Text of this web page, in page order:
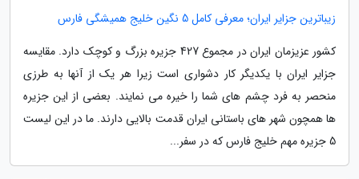
زیباترین جزایر ایران؛ معرفی کامل 5 نگین خلیج همیشگی فارس
کشور عزیزمان ایران در مجموع 427 جزیره بزرگ و کوچک دارد. مقایسه
جزایر ایران با یکدیگر کار دشواری است زیرا هر یک از آنها به طرزی
منحصر به فرد چشم های شما را خیره می نمایند. بعضی از این جزیره
ها همچون شهر های باستانی ایران قدمت بالایی دارند. ما در این لیست
5 جزیره مهم خلیج فارس که در سفر...